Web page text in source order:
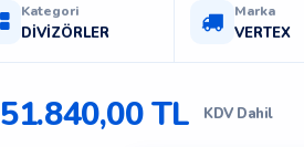
Kategori
DİVİZÖRLER
Marka
VERTEX
51.840,00 TL KDV Dahil